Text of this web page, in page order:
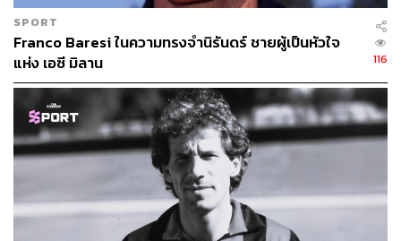
SPORT
Franco Baresi ในความทรงจำนิรันดร์ ชายผู้เป็นหัวใจ
แห่ง เอซี มิลาน
116